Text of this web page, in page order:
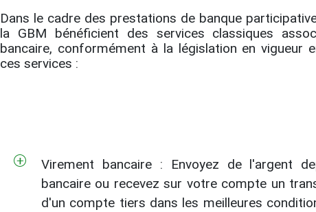
Dans le cadre des prestations de banque
la GBM bénéficient des services classiques
bancaire, conformément à la législation en vigueur
ces services :
Virement bancaire : Envoyez de l'argent
bancaire ou recevez sur votre compte un
d'un compte tiers dans les meilleures